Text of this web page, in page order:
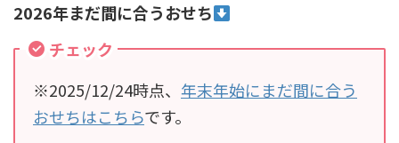
2026年まだ間に合うおせち
チェック
※2025/12/24時点、 年末年始にまだ間に合う
おせちはこちらです。